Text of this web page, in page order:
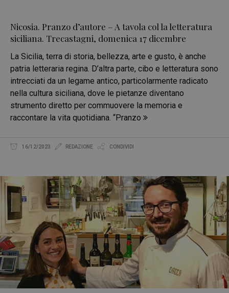
Nicosia. Pranzo d’autore – A tavola col la letteratura
siciliana. Trecastagni, domenica 17 dicembre
La Sicilia, terra di storia, bellezza, arte e gusto, è anche
patria letteraria regina. D’altra parte, cibo e letteratura sono
intrecciati da un legame antico, particolarmente radicato
nella cultura siciliana, dove le pietanze diventano
strumento diretto per commuovere la memoria e
raccontare la vita quotidiana. “Pranzo
16/12/2023 REDAZIONE CONDIVIDI